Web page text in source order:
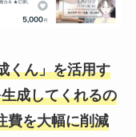
くん」を活用す
成してくれるの
費を大幅に削減